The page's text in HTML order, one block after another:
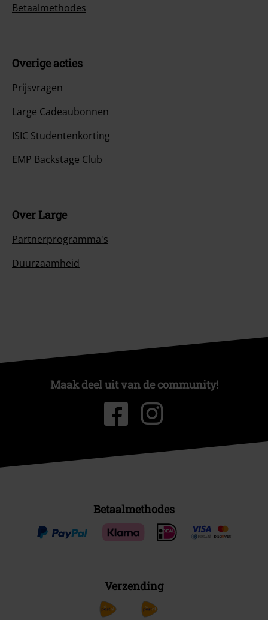
Betaalmethodes
Overige acties
Prijsvragen
Large Cadeaubonnen
ISIC Studentenkorting
EMP Backstage Club
Over Large
Partnerprogramma's
Duurzaamheid
Maak deel uit van de community!
Betaalmethodes
Verzending